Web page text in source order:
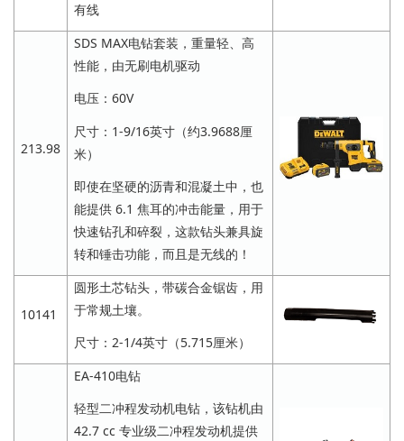
有线
213.98
SDS MAX电钻套装，重量轻、高
性能，由无刷电机驱动
电压：60V
尺寸：1-9/16英寸（约3.9688厘
米）
即使在坚硬的沥青和混凝土中，也
能提供 6.1 焦耳的冲击能量，用于
快速钻孔和碎裂，这款钻头兼具旋
转和锤击功能，而且是无线的！
10141
圆形土芯钻头，带碳合金锯齿，用
于常规土壤。
尺寸：2-1/4英寸（5.715厘米）
EA-410电钻
轻型二冲程发动机电钻，该钻机由
42.7 cc 专业级二冲程发动机提供